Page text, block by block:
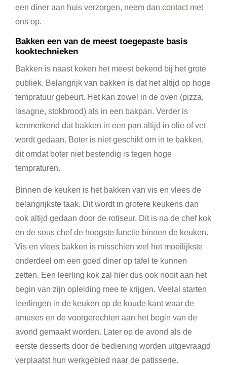
een diner aan huis verzorgen, neem dan contactmet
ons op.
Bakken een van de meest toegepaste basis
kooktechnieken
Bakken is naast koken het meest bekend bij het grote
publiek. Belangrijk van bakken is dat het altijd op hoge
tempratuur gebeurt. Het kan zowel in de oven (pizza,
lasagne, stokbrood) als in een bakpan. Verder is
kenmerkend dat bakken in een pan altijd in olie of vet
wordt gedaan. Boter is niet geschikt om in te bakken,
dit omdat boter niet bestendig is tegen hoge
tempraturen.
Binnen de keuken is het bakken van vis en vlees de
belangrijkste taak. Dit wordt in grotere keukens dan
ook altijd gedaan door de rotiseur. Dit is na de chef kok
en de sous chef de hoogste functie binnen de keuken.
Vis en vlees bakken is misschien wel het moeilijkste
onderdeel om een goed diner op tafel te kunnen
zetten. Een leerling kok zal hier dus ook nooit aan het
begin van zijn opleiding mee te krijgen. Veelal starten
leerlingen in de keuken op de koude kant waar de
amuses en de voorgerechten aan het begin van de
avond gemaakt worden. Later op de avond als de
eerste desserts door de bediening worden uitgevraagd
verplaatst hun werkgebied naar de patisserie.